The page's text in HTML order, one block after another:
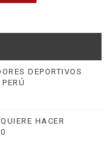
DEPORTIVOS
HACER